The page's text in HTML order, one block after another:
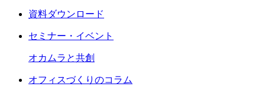
資料ダウンロード
セミナー・イベント
オカムラと共創
オフィスづくりのコラム